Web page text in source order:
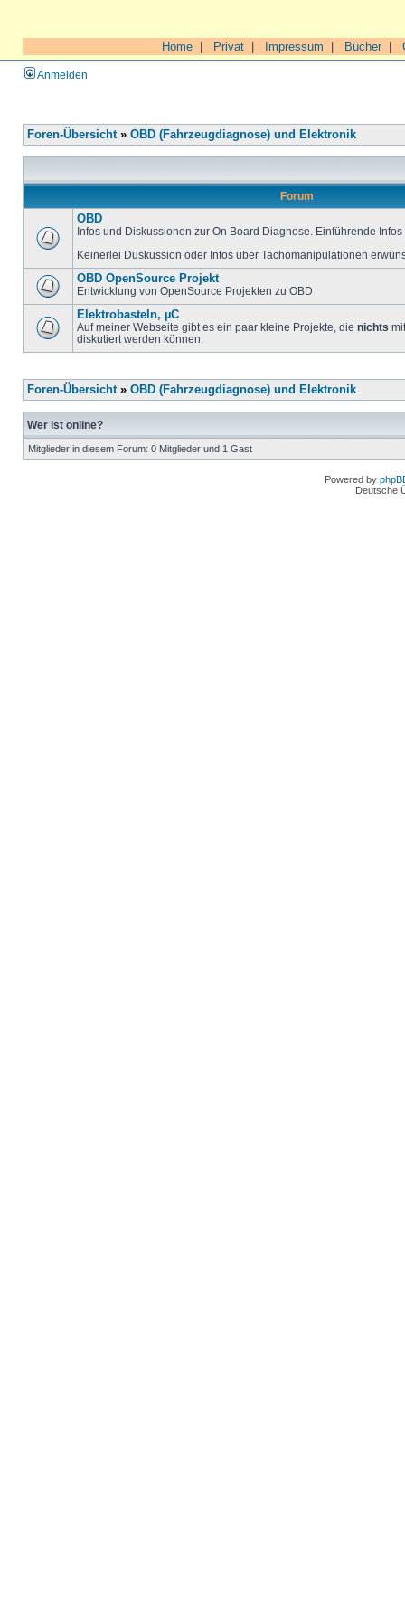
Home Privat Impressum Bücher|
Anmelden
Foren-Übersicht» OBD (Fahrzeugdiagnose) und Elektronik
Forum
OBD
Infos und Diskussionen zur On Board Diagnose. Einführende
Keinerlei Duskussion oder Infos über Tachomanipulationen
OBD OpenSource Projekt
Entwicklung von OpenSource Projekten zu OBD
Elektrobasteln, µC
Auf meiner Webseite gibt es ein paar kleine Projekte, die nichts
diskutiert werden können.
Foren-Übersicht» OBD (Fahrzeugdiagnose) und Elektronik
Wer ist online?
Mitglieder in diesem Forum: 0 Mitglieder und 1 Gast
Powered by
Deutsche